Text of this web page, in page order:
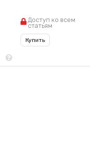
Доступ ко всем
статьям
Купить